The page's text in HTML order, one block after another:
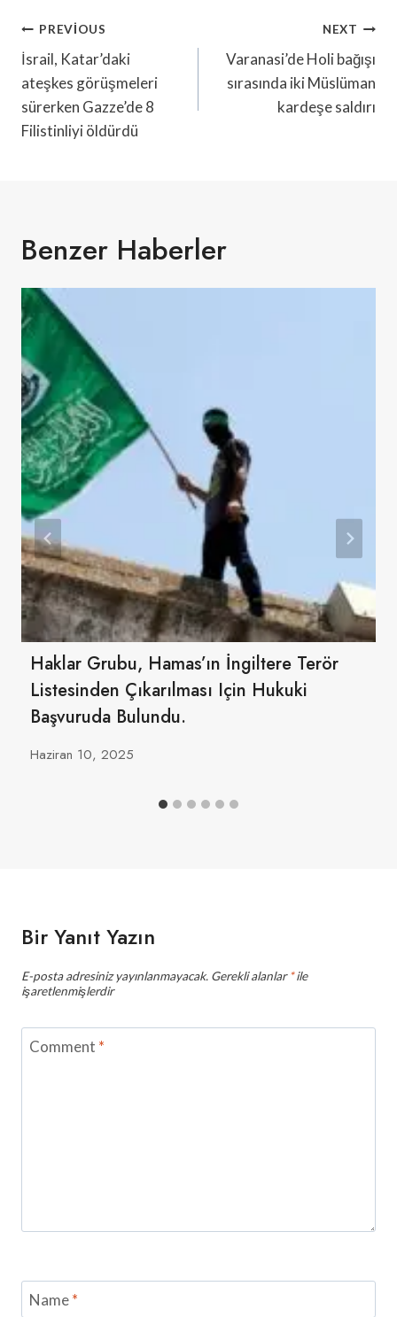
Yazı
Gezinmesi
PREVIOUS
İsrail, Katar’daki
ateşkes görüşmeleri
sürerken Gazze’de 8
Filistinliyi öldürdü
NEXT
Varanasi’de Holi bağışı
sırasında iki Müslüman
kardeşe saldırı
Benzer Haberler
Haklar Grubu, Hamas’ın İngiltere Terör
Listesinden Çıkarılması Için Hukuki
Başvuruda Bulundu.
Haziran 10, 2025
Bir Yanıt Yazın
E-posta adresiniz yayınlanmayacak. Gerekli alanlar*ile
işaretlenmişlerdir
Comment *
Name*